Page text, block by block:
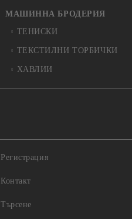
МАШИННА БРОДЕРИЯ
ТЕНИСКИ
ТЕКСТИЛНИ ТОРБИЧКИ
ХАВЛИИ
Регистрация
Контакт
Търсене